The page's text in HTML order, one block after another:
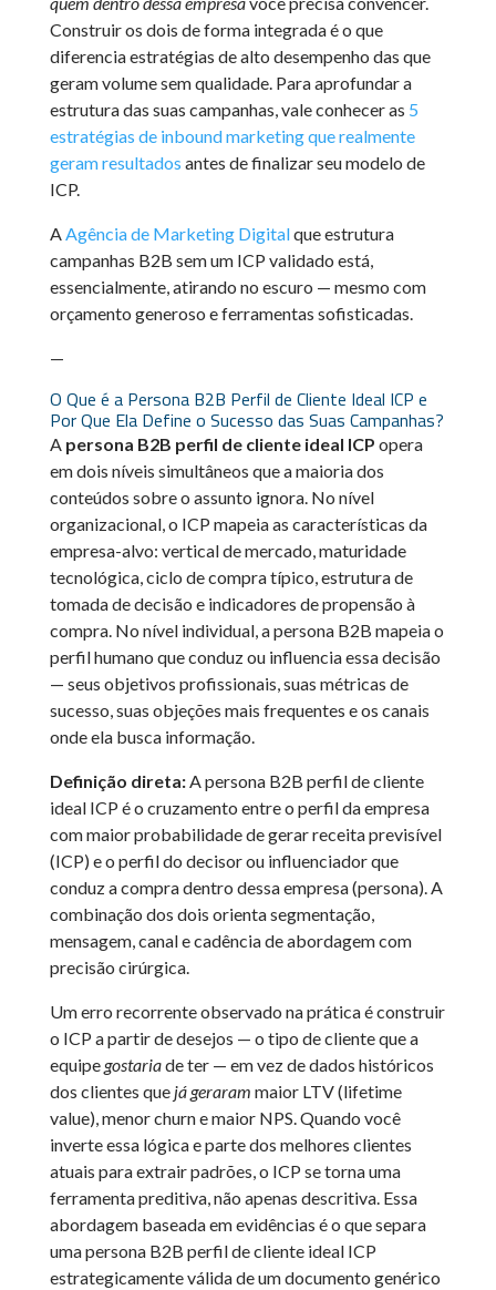
Construir os dois de forma integrada é o que
diferencia estratégias de alto desempenho das que
geram volume sem qualidade. Para aprofundar a
estrutura das suas campanhas, vale conhecer as 5
estratégias de inbound marketing que realmente
geram resultados antes de finalizar seu modelo de
ICP.
AAgência de Marketing Digitalque estrutura
campanhas B2B sem um ICP validado está,
essencialmente, atirando no escuro — mesmo com
orçamento generoso e ferramentas sofisticadas.
—
O Que é a Persona B2B Perfil de Cliente Ideal ICP e
Por Que Ela Define o Sucesso das Suas Campanhas?
A persona B2B perfil de cliente ideal ICP opera
em dois níveis simultâneos que a maioria dos
conteúdos sobre o assunto ignora. No nível
organizacional, o ICP mapeia as características da
empresa-alvo: vertical de mercado, maturidade
tecnológica, ciclo de compra típico, estrutura de
tomada de decisão e indicadores de propensão à
compra. No nível individual, a persona B2B mapeia o
perfil humano que conduz ou influencia essa decisão
— seus objetivos profissionais, suas métricas de
sucesso, suas objeções mais frequentes e os canais
onde ela busca informação.
Definição direta:A persona B2B perfil de cliente
ideal ICP é o cruzamento entre o perfil da empresa
com maior probabilidade de gerar receita previsível
(ICP) e o perfil do decisor ou influenciador que
conduz a compra dentro dessa empresa (persona). A
combinação dos dois orienta segmentação,
mensagem, canal e cadência de abordagem com
precisão cirúrgica.
Um erro recorrente observado na prática é construir
o ICP a partir de desejos — o tipo de cliente que a
equipegostariade ter — em vez de dados históricos
dos clientes que já geraram maior LTV (lifetime
value), menor churn e maior NPS. Quando você
inverte essa lógica e parte dos melhores clientes
atuais para extrair padrões, o ICP se torna uma
ferramenta preditiva, não apenas descritiva. Essa
abordagem baseada em evidências é o que separa
uma persona B2B perfil de cliente ideal ICP
estrategicamente válida de um documento genérico